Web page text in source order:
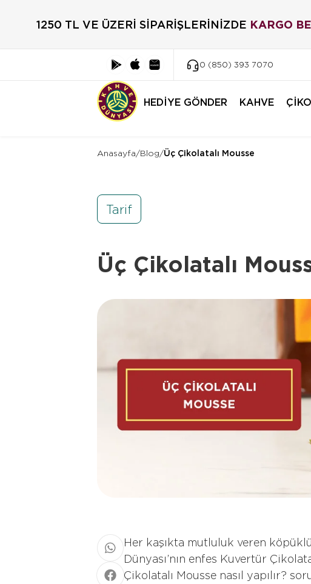
1250 TL VE ÜZERİ SİPARİŞLERİNİZDE KARGO
0 (850) 393 7070
HEDİYE GÖNDER KAHVE
Anasayfa/Blog/Üç Çikolatalı Mousse
Tarif
Üç Çikolatalı
Her kaşıkta mutluluk veren
Dünyası’nın enfes Kuvertür
Çikolatalı Mousse nasıl yapılır?